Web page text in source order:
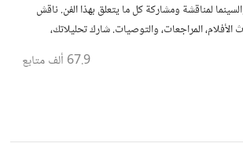
لمناقشة ومشاركة كل ما يتعلق بهذا الفن. ناقش
المراجعات، والتوصيات. شارك تحليلاتك،
حول الأفلام والمخرجين والسيناريوهات.
67.9 ألف متابع